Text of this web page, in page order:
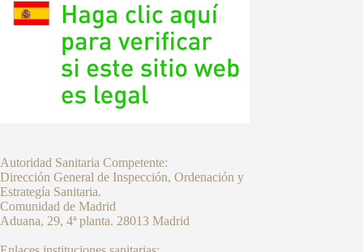
Autoridad Sanitaria Competente:
Dirección General de Inspección, Ordenación y
Estrategía Sanitaria.
Comunidad de Madrid
Aduana, 29, 4ª planta. 28013 Madrid